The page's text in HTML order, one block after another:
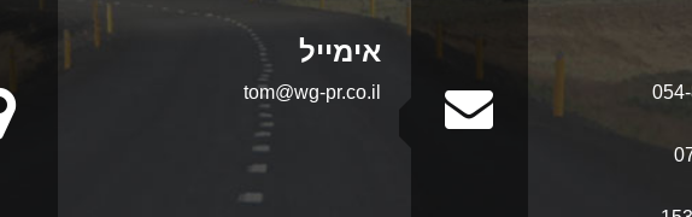
אימייל
tom@wg-pr.co.il